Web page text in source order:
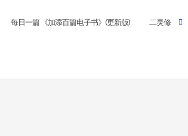
每日一篇 《加添百篇电子书》(更新版) 二灵修